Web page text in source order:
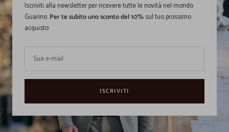
Iscriviti alla newsletter per ricevere tutte le novità nel mondo
Guarino.Per te subito uno sconto del 10%sul tuo prossimo
acquisto
Sua e-mail
ISCRIVITI